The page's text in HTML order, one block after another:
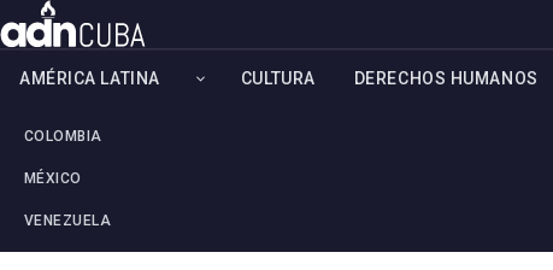
AMÉRICA LATINA
COLOMBIA
MÉXICO
VENEZUELA
CULTURA DERECHOS HUMANOS